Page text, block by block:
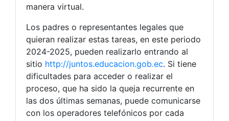
manera virtual.
Los padres o representantes legales que
quieran realizar estas tareas, en este periodo
2024-2025, pueden realizarlo entrando al
sitio http://juntos.educacion.gob.ec. Si tiene
dificultades para acceder o realizar el
proceso, que ha sido la queja recurrente en
las dos últimas semanas, puede comunicarse
con los operadores telefónicos por cada